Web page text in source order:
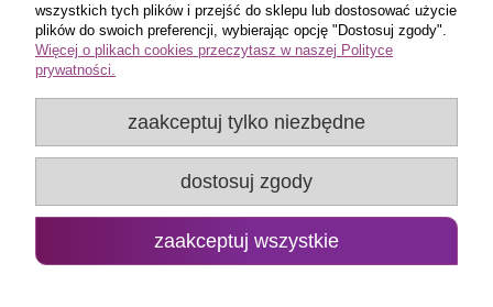
Zakupy
Popularne produkty
Moje konto
Promo Group Rafał Huk
wszystkich tych plików i przejść do sklepu lub dostosować użycie
plików do swoich preferencji, wybierając opcję "Dostosuj zgody".
Więcej o plikach cookies przeczytasz w naszej Polityce
prywatności.
zaakceptuj tylko niezbędne
dostosuj zgody
zaakceptuj wszystkie